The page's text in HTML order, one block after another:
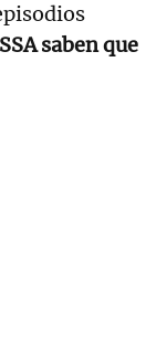
saben que